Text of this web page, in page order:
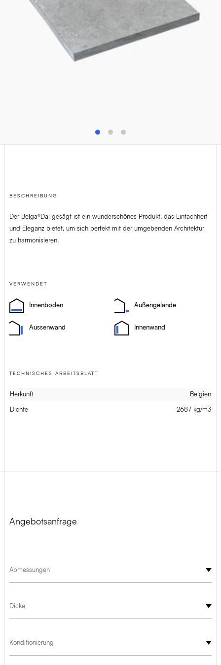
+32(0)4 278 73 25
info@van-dijck.be
BESCHREIBUNG
Der Belga®Dal gesägt ist ein wunderschönes Produkt, das Einfachheit
und Eleganz bietet, um sich perfekt mit der umgebenden Architektur
zu harmonisieren.
VERWENDET
Innenboden Außengelände
Aussenwand Innenwand
TECHNISCHES ARBEITSBLATT
Herkunft Belgien
Dichte 2687 kg/m3
Angebotsanfrage
Abmessungen
Dicke
Konditionierung